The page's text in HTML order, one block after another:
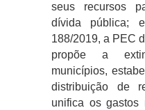
seus recursos
dívida pública;
188/2019, a PEC
propõe a
municípios,
distribuição de
unifica os gastos